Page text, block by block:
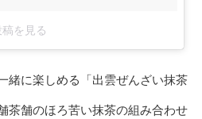
稿を見る
緒に楽しめる「出雲ぜんざい抹茶
茶舗のほろ苦い抹茶の組み合わせ